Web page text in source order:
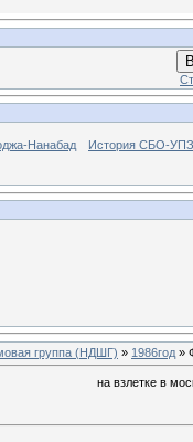
Нанабад История СБО-УПЗ
группа (НДШГ) » 1986год »
на взлетке в